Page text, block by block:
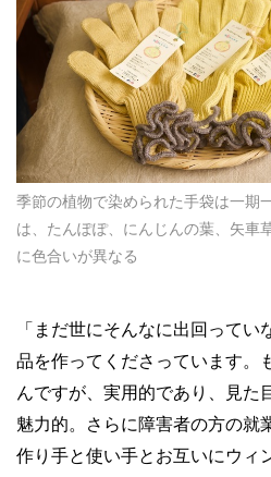
季節の植物で染められた手袋は一期
は、たんぽぽ、にんじんの葉、矢車
に色合いが異なる
「まだ世にそんなに出回って
品を作ってくださっています。
んですが、実用的であり、見た
魅力的。さらに障害者の方の就
作り手と使い手とお互いにウィ